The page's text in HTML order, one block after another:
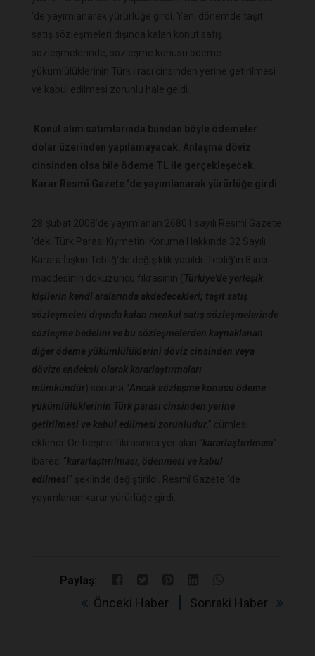
‘de yayımlanarak yürürlüğe girdi. Yeni dönemde taşıt
satış sözleşmeleri dışında kalan konut satış
sözleşmelerinde, sözleşme konusu ödeme
yükümlülüklerinin Türk lirası cinsinden yerine getirilmesi
ve kabul edilmesi zorunlu hale geldi.
Konut alım satımlarında bundan böyle ödemeler
dolar üzerinden yapılamayacak. Anlaşma döviz
cinsinden olsa bile ödeme TL ile gerçekleşecek.
Karar Resmî Gazete ‘de yayımlanarak yürürlüğe girdi
28 Şubat 2008’de yayımlanan 26801 sayılı Resmî Gazete
‘deki Türk Parası Kıymetini Koruma Hakkında 32 Sayılı
Karara İlişkin Tebliğ'de değişiklik yapıldı. Tebliğ’in 8 inci
maddesinin dokuzuncu fıkrasının ( Türkiye'de yerleşik
kişilerin kendi aralarında akdedecekleri; taşıt satış
sözleşmeleri dışında kalan menkul satış sözleşmelerinde
sözleşme bedelini ve bu sözleşmelerden kaynaklanan
diğer ödeme yükümlülüklerini döviz cinsinden veya
dövize endeksli olarak kararlaştırmaları
mümkündür) sonuna “Ancak sözleşme konusu ödeme
yükümlülüklerinin Türk parası cinsinden yerine
getirilmesi ve kabul edilmesi zorunludur.” cümlesi
eklendi. On beşinci fıkrasında yer alan “ kararlaştırılması”
ibaresi “ kararlaştırılması, ödenmesi ve kabul
edilmesi” şeklinde değiştirildi. Resmî Gazete ‘de
yayımlanan karar yürürlüğe girdi.
Paylaş:
Önceki Haber Sonraki Haber